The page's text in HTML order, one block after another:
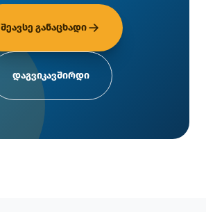
შეავსე განაცხადი
დაგვიკავშირდი